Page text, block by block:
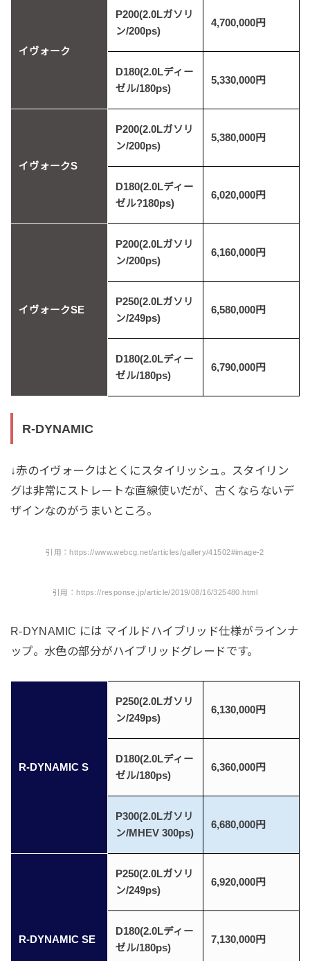
イヴォーク
P200(2.0Lガソリ
ン/200ps)
4,700,000円
D180(2.0Lディー
ゼル/180ps)
5,330,000円
イヴォークS
P200(2.0Lガソリ
ン/200ps)
5,380,000円
D180(2.0Lディー
ゼル?180ps)
6,020,000円
イヴォークSE
P200(2.0Lガソリ
ン/200ps)
6,160,000円
P250(2.0Lガソリ
ン/249ps)
6,580,000円
D180(2.0Lディー
ゼル/180ps)
6,790,000円
R-DYNAMIC
↓赤のイヴォークはとくにスタイリッシュ。スタイリン
グは非常にストレートな直線使いだが、古くならないデ
ザインなのがうまいところ。
引用：https://www.webcg.net/articles/gallery/41502#image-2
引用：https://response.jp/article/2019/08/16/325480.html
R-DYNAMIC には マイルドハイブリッド仕様がラインナ
ップ。水色の部分がハイブリッドグレードです。
R-DYNAMIC S
P250(2.0Lガソリ
ン/249ps)
6,130,000円
D180(2.0Lディー
ゼル/180ps)
6,360,000円
P300(2.0Lガソリ
ン/MHEV 300ps)
6,680,000円
R-DYNAMIC SE
P250(2.0Lガソリ
ン/249ps)
6,920,000円
D180(2.0Lディー
ゼル/180ps)
7,130,000円